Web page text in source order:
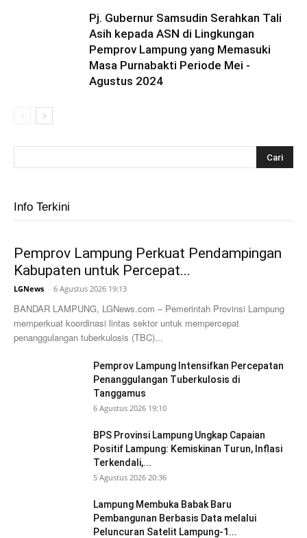
Pj. Gubernur Samsudin Serahkan Tali
Asih kepada ASN di Lingkungan
Pemprov Lampung yang Memasuki
Masa Purnabakti Periode Mei -
Agustus 2024
Info Terkini
Pemprov Lampung Perkuat Pendampingan
Kabupaten untuk Percepat...
LGNews - 6 Agustus 2026 19:13
BANDAR LAMPUNG, LGNews.com – Pemerintah Provinsi Lampung
memperkuat koordinasi lintas sektor untuk mempercepat
penanggulangan tuberkulosis (TBC)...
Pemprov Lampung Intensifkan Percepatan
Penanggulangan Tuberkulosis di
Tanggamus
6 Agustus 2026 19:10
BPS Provinsi Lampung Ungkap Capaian
Positif Lampung: Kemiskinan Turun, Inflasi
Terkendali,...
5 Agustus 2026 20:36
Lampung Membuka Babak Baru
Pembangunan Berbasis Data melalui
Peluncuran Satelit Lampung-1...